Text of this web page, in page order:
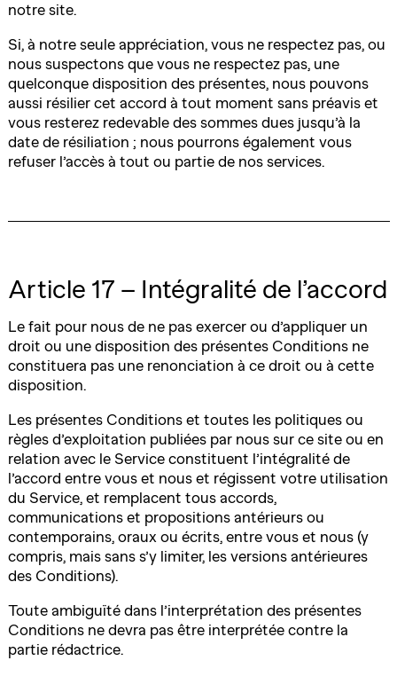
notre site.
Si, à notre seule appréciation, vous ne respectez pas, ou
nous suspectons que vous ne respectez pas, une
quelconque disposition des présentes, nous pouvons
aussi résilier cet accord à tout moment sans préavis et
vous resterez redevable des sommes dues jusqu’à la
date de résiliation ; nous pourrons également vous
refuser l’accès à tout ou partie de nos services.
Article 17 – Intégralité de l’accord
Le fait pour nous de ne pas exercer ou d’appliquer un
droit ou une disposition des présentes Conditions ne
constituera pas une renonciation à ce droit ou à cette
disposition.
Les présentes Conditions et toutes les politiques ou
règles d’exploitation publiées par nous sur ce site ou en
relation avec le Service constituent l’intégralité de
l’accord entre vous et nous et régissent votre utilisation
du Service, et remplacent tous accords,
communications et propositions antérieurs ou
contemporains, oraux ou écrits, entre vous et nous (y
compris, mais sans s’y limiter, les versions antérieures
des Conditions).
Toute ambiguïté dans l’interprétation des présentes
Conditions ne devra pas être interprétée contre la
partie rédactrice.